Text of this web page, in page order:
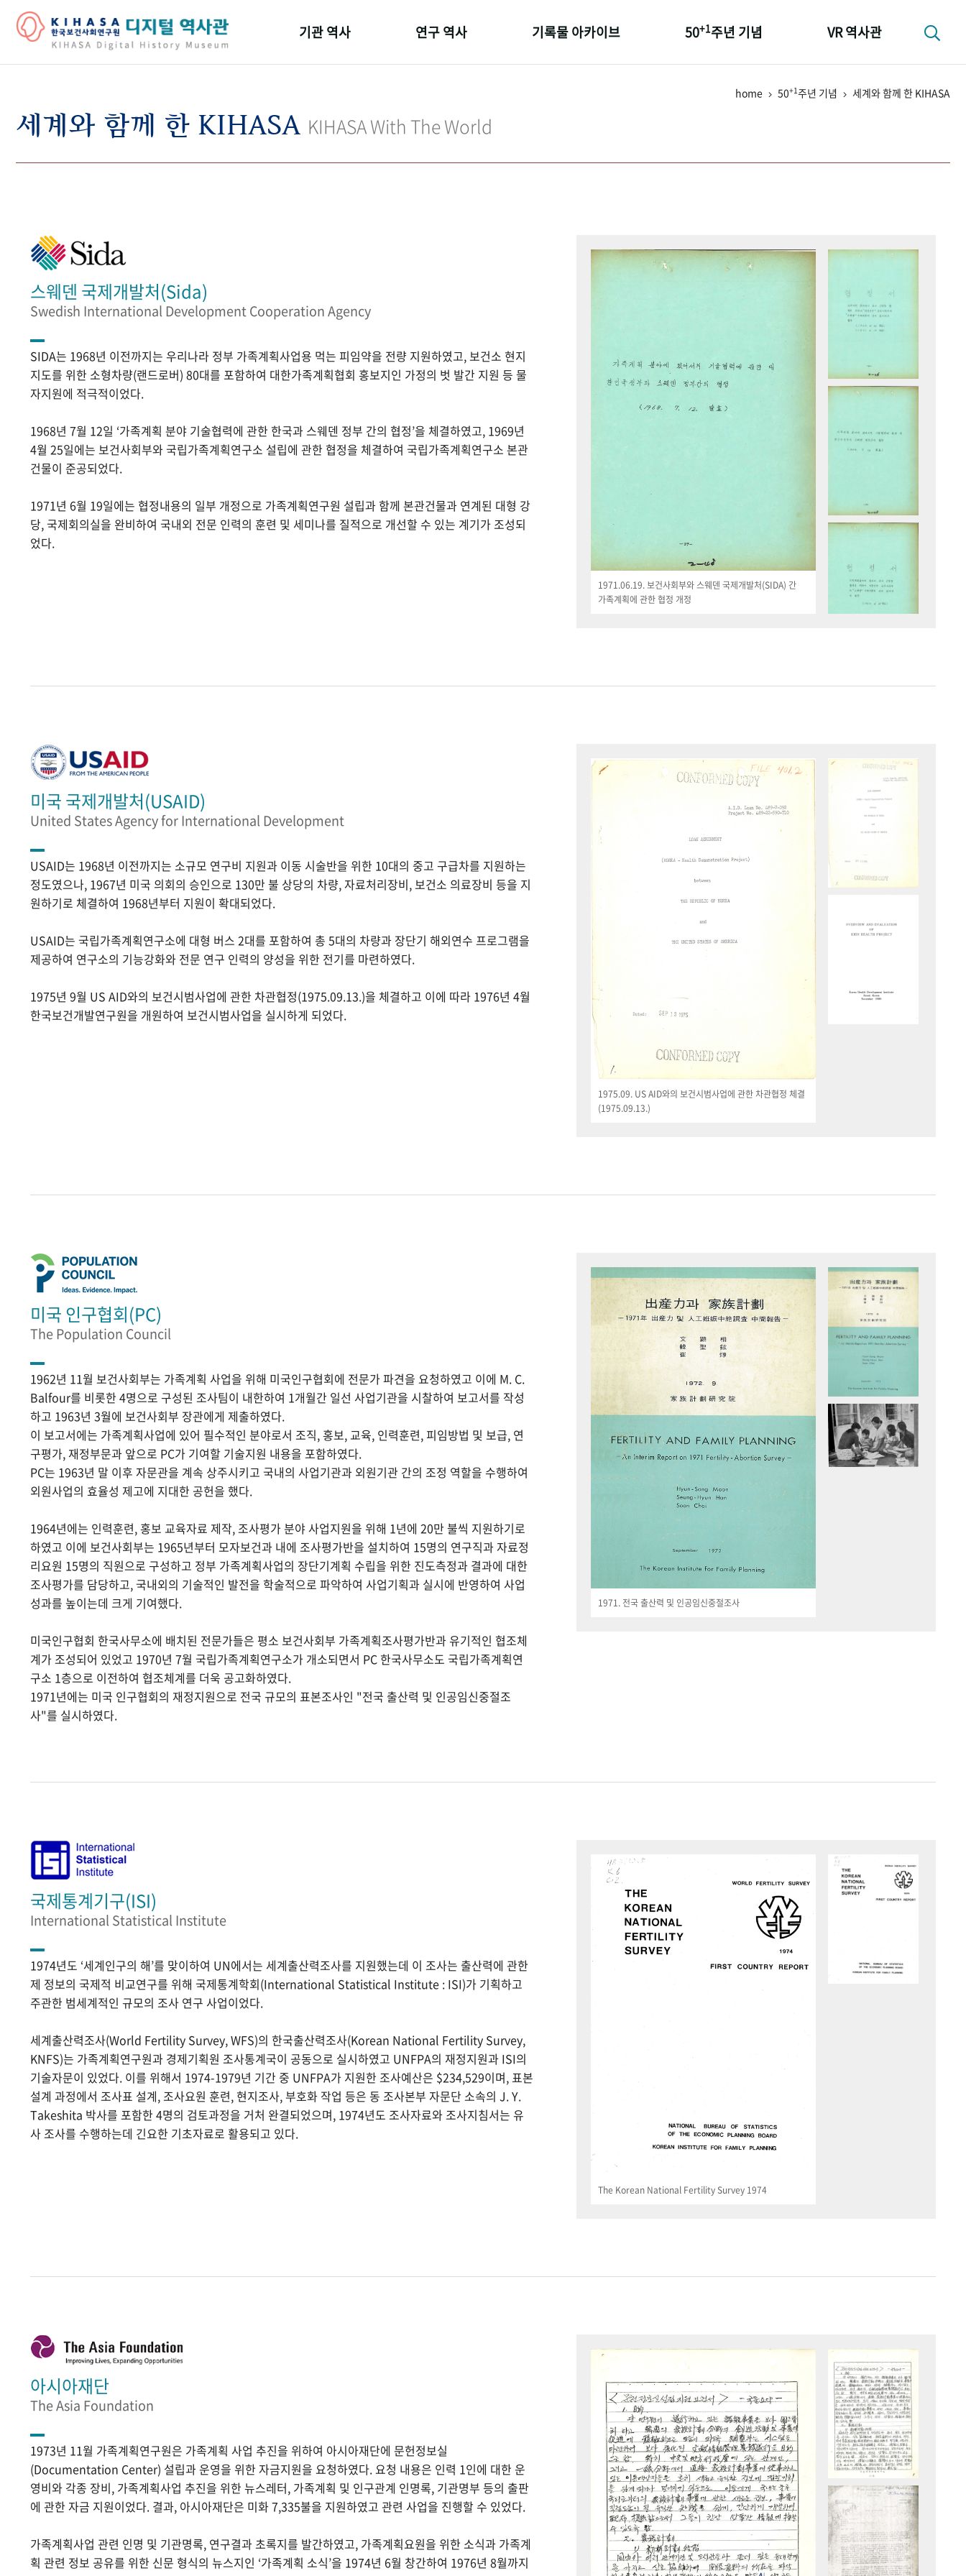
기관 역사 연구 역사
키워드로 보는 연구 역사
기록물 아카이브 50+1주년 기념
성과 50선
VR 역사관
home 50+1주년 기념 세계와 함께 한 KIHASA
세계와 함께 한 KIHASA KIHASA With The World
스웨덴 국제개발처(Sida)
Swedish International Development Cooperation Agency
SIDA는 1968년 이전까지는 우리나라 정부 가족계획사업용 먹는 피임약을 전량 지원하였고, 보건소 현지
지도를 위한 소형차량(랜드로버) 80대를 포함하여 대한가족계획협회 홍보지인 가정의 벗 발간 지원 등 물
자지원에 적극적이었다.
1968년 7월 12일 ‘가족계획 분야 기술협력에 관한 한국과 스웨덴 정부 간의 협정’을 체결하였고, 1969년
4월 25일에는 보건사회부와 국립가족계획연구소 설립에 관한 협정을 체결하여 국립가족계획연구소 본관
건물이 준공되었다.
1971년 6월 19일에는 협정내용의 일부 개정으로 가족계획연구원 설립과 함께 본관건물과 연계된 대형 강
당, 국제회의실을 완비하여 국내외 전문 인력의 훈련 및 세미나를 질적으로 개선할 수 있는 계기가 조성되
었다.
1971.06.19. 보건사회부와 스웨덴 국제개발처(SIDA) 간
가족계획에 관한 협정 개정
미국 국제개발처(USAID)
United States Agency for International Development
USAID는 1968년 이전까지는 소규모 연구비 지원과 이동 시술반을 위한 10대의 중고 구급차를 지원하는
정도였으나, 1967년 미국 의회의 승인으로 130만 불 상당의 차량, 자료처리장비, 보건소 의료장비 등을 지
원하기로 체결하여 1968년부터 지원이 확대되었다.
USAID는 국립가족계획연구소에 대형 버스 2대를 포함하여 총 5대의 차량과 장단기 해외연수 프로그램을
제공하여 연구소의 기능강화와 전문 연구 인력의 양성을 위한 전기를 마련하였다.
1975년 9월 US AID와의 보건시범사업에 관한 차관협정(1975.09.13.)을 체결하고 이에 따라 1976년 4월
한국보건개발연구원을 개원하여 보건시범사업을 실시하게 되었다.
1975.09. US AID와의 보건시범사업에 관한 차관협정 체결
(1975.09.13.)
미국 인구협회(PC)
The Population Council
1962년 11월 보건사회부는 가족계획 사업을 위해 미국인구협회에 전문가 파견을 요청하였고 이에 M. C.
Balfour를 비롯한 4명으로 구성된 조사팀이 내한하여 1개월간 일선 사업기관을 시찰하여 보고서를 작성
하고 1963년 3월에 보건사회부 장관에게 제출하였다.
이 보고서에는 가족계획사업에 있어 필수적인 분야로서 조직, 홍보, 교육, 인력훈련, 피임방법 및 보급, 연
구평가, 재정부문과 앞으로 PC가 기여할 기술지원 내용을 포함하였다.
PC는 1963년 말 이후 자문관을 계속 상주시키고 국내의 사업기관과 외원기관 간의 조정 역할을 수행하여
외원사업의 효율성 제고에 지대한 공헌을 했다.
1964년에는 인력훈련, 홍보 교육자료 제작, 조사평가 분야 사업지원을 위해 1년에 20만 불씩 지원하기로
하였고 이에 보건사회부는 1965년부터 모자보건과 내에 조사평가반을 설치하여 15명의 연구직과 자료정
리요원 15명의 직원으로 구성하고 정부 가족계획사업의 장단기계획 수립을 위한 진도측정과 결과에 대한
조사평가를 담당하고, 국내외의 기술적인 발전을 학술적으로 파악하여 사업기획과 실시에 반영하여 사업
성과를 높이는데 크게 기여했다.
미국인구협회 한국사무소에 배치된 전문가들은 평소 보건사회부 가족계획조사평가반과 유기적인 협조체
계가 조성되어 있었고 1970년 7월 국립가족계획연구소가 개소되면서 PC 한국사무소도 국립가족계획연
구소 1층으로 이전하여 협조체계를 더욱 공고화하였다.
1971년에는 미국 인구협회의 재정지원으로 전국 규모의 표본조사인 "전국 출산력 및 인공임신중절조
사"를 실시하였다.
1971. 전국 출산력 및 인공임신중절조사
국제통계기구(ISI)
International Statistical Institute
1974년도 ‘세계인구의 해’를 맞이하여 UN에서는 세계출산력조사를 지원했는데 이 조사는 출산력에 관한
제 정보의 국제적 비교연구를 위해 국제통계학회(International Statistical Institute : ISI)가 기획하고
주관한 범세계적인 규모의 조사 연구 사업이었다.
세계출산력조사(World Fertility Survey, WFS)의 한국출산력조사(Korean National Fertility Survey,
KNFS)는 가족계획연구원과 경제기획원 조사통계국이 공동으로 실시하였고 UNFPA의 재정지원과 ISI의
기술자문이 있었다. 이를 위해서 1974-1979년 기간 중 UNFPA가 지원한 조사예산은 $234,529이며, 표본
설계 과정에서 조사표 설계, 조사요원 훈련, 현지조사, 부호화 작업 등은 동 조사본부 자문단 소속의 J. Y.
Takeshita 박사를 포함한 4명의 검토과정을 거처 완결되었으며, 1974년도 조사자료와 조사지침서는 유
사 조사를 수행하는데 긴요한 기초자료로 활용되고 있다.
The Korean National Fertility Survey 1974
아시아재단
The Asia Foundation
1973년 11월 가족계획연구원은 가족계획 사업 추진을 위하여 아시아재단에 문헌정보실
(Documentation Center) 설립과 운영을 위한 자금지원을 요청하였다. 요청 내용은 인력 1인에 대한 운
영비와 각종 장비, 가족계획사업 추진을 위한 뉴스레터, 가족계획 및 인구관계 인명록, 기관명부 등의 출판
에 관한 자금 지원이었다. 결과, 아시아재단은 미화 7,335불을 지원하였고 관련 사업을 진행할 수 있었다.
가족계획사업 관련 인명 및 기관명록, 연구결과 초록지를 발간하였고, 가족계획요원을 위한 소식과 가족계
획 관련 정보 공유를 위한 신문 형식의 뉴스지인 ‘가족계획 소식’을 1974년 6월 창간하여 1976년 8월까지